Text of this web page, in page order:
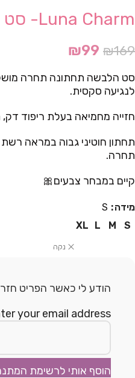
Luna Charm- סט תחרה יוקרתי- לבן
₪169
₪99
סט הלבשה תחתונה תחרה
לנגיעה סקסית.
חזייה מחמיאה בעלת ריפוד
תחתון חוטיני גבוה במראה
תחרה.
קיים במבחר צבעים🎀
מידה
S
S
M
L
XL
נקה
הודע לי כאשר הפריט
your email address
הוסף אותי לרשימת